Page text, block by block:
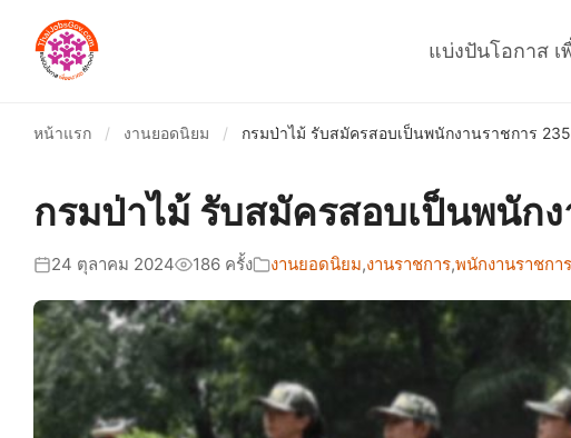
แบ่งปันโอกาส
หน้าแรก / งานยอดนิยม / กรมป่าไม้ รับสมัครสอบเป็นพนักงานราชการ
กรมป่าไม้ รับสมัครสอบเป็นพนัก
24 ตุลาคม 2024 186 ครั้ง งานยอดนิยม,งานราชการ,พนักงานราชกา